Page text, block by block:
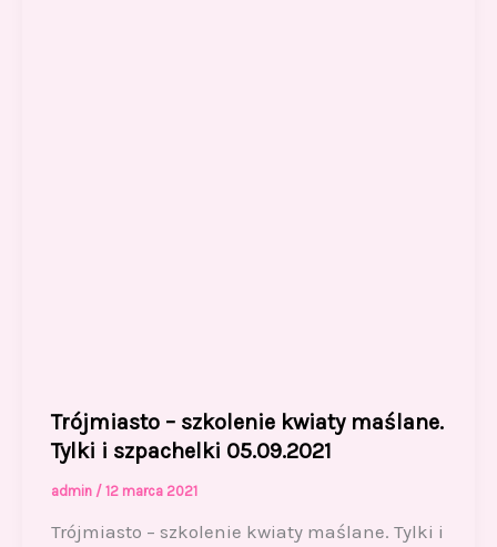
Trójmiasto – szkolenie kwiaty maślane.
Tylki i szpachelki 05.09.2021
admin / 12 marca 2021
Trójmiasto – szkolenie kwiaty maślane. Tylki i